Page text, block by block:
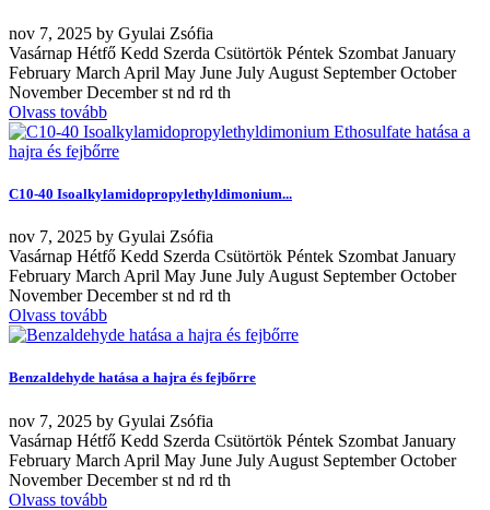
nov 7, 2025 by Gyulai Zsófia
Vasárnap Hétfő Kedd Szerda Csütörtök Péntek Szombat January
February March April May June July August September October
November December st nd rd th
Olvass tovább
C10-40 Isoalkylamidopropylethyldimonium...
nov 7, 2025 by Gyulai Zsófia
Vasárnap Hétfő Kedd Szerda Csütörtök Péntek Szombat January
February March April May June July August September October
November December st nd rd th
Olvass tovább
Benzaldehyde hatása a hajra és fejbőrre
nov 7, 2025 by Gyulai Zsófia
Vasárnap Hétfő Kedd Szerda Csütörtök Péntek Szombat January
February March April May June July August September October
November December st nd rd th
Olvass tovább